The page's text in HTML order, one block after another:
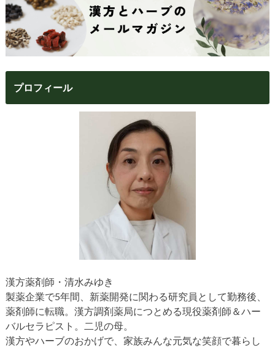
プロフィール
漢方薬剤師・清水みゆき
製薬企業で5年間、新薬開発に関わる研究員として勤務後、
薬剤師に転職。漢方調剤薬局につとめる現役薬剤師＆ハー
バルセラピスト。二児の母。
漢方やハーブのおかげで、家族みんな元気な笑顔で暮らし